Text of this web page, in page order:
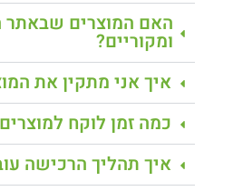
האם המוצרים שבאתר
ומקוריים?
איך אני מתקין את
כמה זמן לוקח
איך תהליך הרכישה